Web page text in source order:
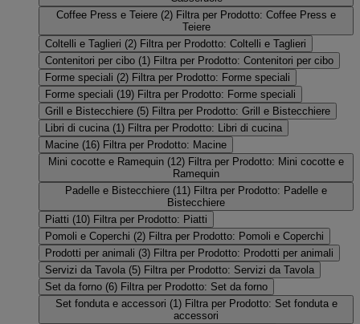
Coffee Press e Teiere (2) Filtra per Prodotto: Coffee Press e
Teiere
Coltelli e Taglieri (2) Filtra per Prodotto: Coltelli e Taglieri
Contenitori per cibo (1) Filtra per Prodotto: Contenitori per cibo
Forme speciali (2) Filtra per Prodotto: Forme speciali
Forme speciali (19) Filtra per Prodotto: Forme speciali
Grill e Bistecchiere (5) Filtra per Prodotto: Grill e Bistecchiere
Libri di cucina (1) Filtra per Prodotto: Libri di cucina
Macine (16) Filtra per Prodotto: Macine
Mini cocotte e Ramequin (12) Filtra per Prodotto: Mini cocotte e
Ramequin
Padelle e Bistecchiere (11) Filtra per Prodotto: Padelle e
Bistecchiere
Piatti (10) Filtra per Prodotto: Piatti
Pomoli e Coperchi (2) Filtra per Prodotto: Pomoli e Coperchi
Prodotti per animali (3) Filtra per Prodotto: Prodotti per animali
Servizi da Tavola (5) Filtra per Prodotto: Servizi da Tavola
Set da forno (6) Filtra per Prodotto: Set da forno
Set fonduta e accessori (1) Filtra per Prodotto: Set fonduta e
accessori